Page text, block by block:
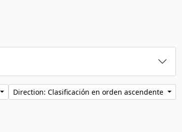
Direction: Clasificación en orden ascendente